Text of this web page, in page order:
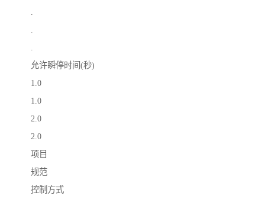
.
.
.
允许瞬停时间(秒)
1.0
1.0
2.0
2.0
项目
规范
控制方式